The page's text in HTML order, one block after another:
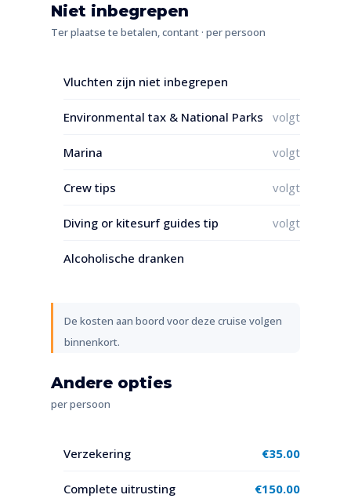
Niet inbegrepen
Ter plaatse te betalen, contant · per persoon
Vluchten zijn niet inbegrepen
Environmental tax & National Parks volgt
Marina volgt
Crew tips volgt
Diving or kitesurf guides tip volgt
Alcoholische dranken
De kosten aan boord voor deze cruise volgen
binnenkort.
Andere opties
per persoon
Verzekering €35.00
Complete uitrusting €150.00